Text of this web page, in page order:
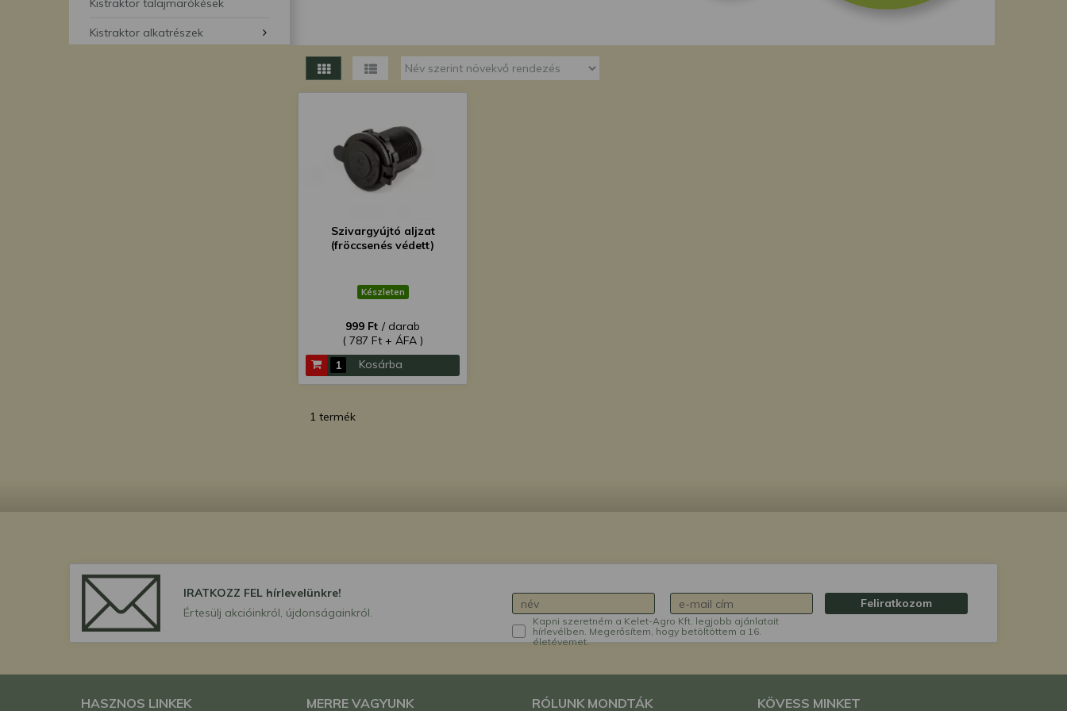
Kistraktor talajmarókések
Kistraktor alkatrészek
Szivargyújtó aljzat
(fröccsenés védett)
Készleten
999 Ft / darab
( 787 Ft + ÁFA )
Kosárba
1 termék
IRATKOZZ FEL hírlevelünkre!
Értesülj akcióinkról, újdonságainkról.
Kapni szeretném a Kelet-Agro Kft. legjobb ajánlatait
hírlevélben. Megerősítem, hogy betöltöttem a 16.
életévemet.
Feliratkozom
HASZNOS LINKEK MERRE VAGYUNK RÓLUNK MONDTÁK KÖVESS MINKET